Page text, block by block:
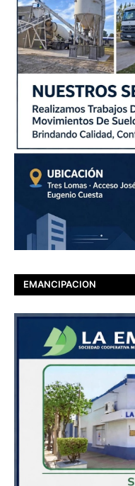
EMANCIPACION